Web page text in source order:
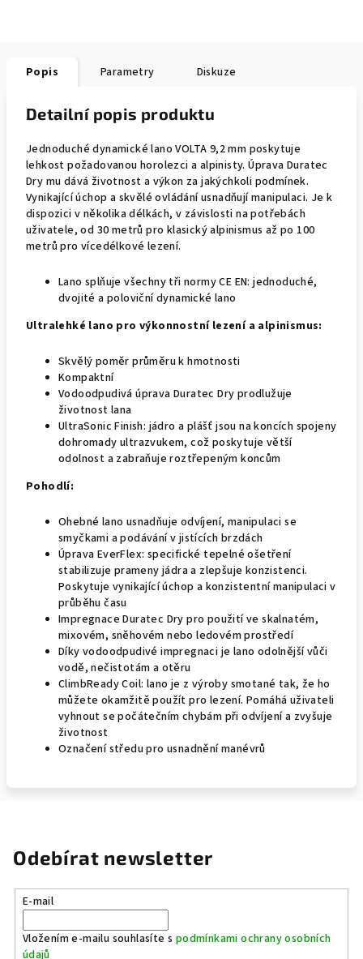
Popis Parametry Diskuze
Detailní popis produktu
Jednoduché dynamické lano VOLTA 9,2 mm poskytuje
lehkost požadovanou horolezci a alpinisty. Úprava Duratec
Dry mu dává životnost a výkon za jakýchkoli podmínek.
Vynikající úchop a skvělé ovládání usnadňují manipulaci. Je k
dispozici v několika délkách, v závislosti na potřebách
uživatele, od 30 metrů pro klasický alpinismus až po 100
metrů pro vícedélkové lezení.
Lano splňuje všechny tři normy CE EN: jednoduché,
dvojité a poloviční dynamické lano
Ultralehké lano pro výkonnostní lezení a alpinismus:
Skvělý poměr průměru k hmotnosti
Kompaktní
Vodoodpudivá úprava Duratec Dry prodlužuje
životnost lana
UltraSonic Finish: jádro a plášť jsou na koncích spojeny
dohromady ultrazvukem, což poskytuje větší
odolnost a zabraňuje roztřepeným koncům
Pohodlí:
Ohebné lano usnadňuje odvíjení, manipulaci se
smyčkami a podávání v jistících brzdách
Úprava EverFlex: specifické tepelné ošetření
stabilizuje prameny jádra a zlepšuje konzistenci.
Poskytuje vynikající úchop a konzistentní manipulaci v
průběhu času
Impregnace Duratec Dry pro použití ve skalnatém,
mixovém, sněhovém nebo ledovém prostředí
Díky vodoodpudivé impregnaci je lano odolnější vůči
vodě, nečistotám a otěru
ClimbReady Coil: lano je z výroby smotané tak, že ho
můžete okamžitě použít pro lezení. Pomáhá uživateli
vyhnout se počátečním chybám při odvíjení a zvyšuje
životnost
Označení středu pro usnadnění manévrů
Odebírat newsletter
E-mail
Vložením e-mailu souhlasíte s podmínkami ochrany osobních
údajů